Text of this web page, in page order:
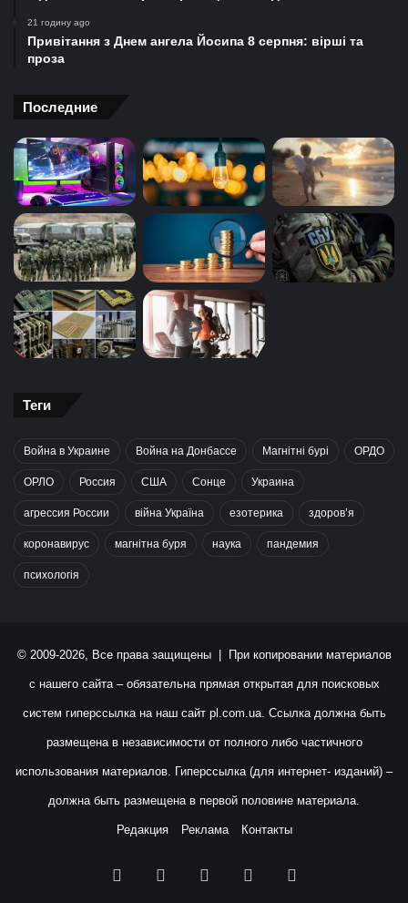
21 годину ago
Привітання з Днем ангела Йосипа 8 серпня: вірші та
проза
Последние
Теги
Война в Украине Война на Донбассе Магнітні бурі ОРДО
ОРЛО Россия США Сонце Украина
агрессия России війна Україна езотерика здоров’я
коронавирус магнітна буря наука пандемия
психологія
© 2009-2026, Все права защищены | При копировании материалов
с нашего сайта – обязательна прямая открытая для поисковых
систем гиперссылка на наш сайт pl.com.ua. Ссылка должна быть
размещена в независимости от полного либо частичного
использования материалов. Гиперссылка (для интернет- изданий) –
должна быть размещена в первой половине материала.
Редакция Реклама Контакты
Facebook YouTubeInstagram